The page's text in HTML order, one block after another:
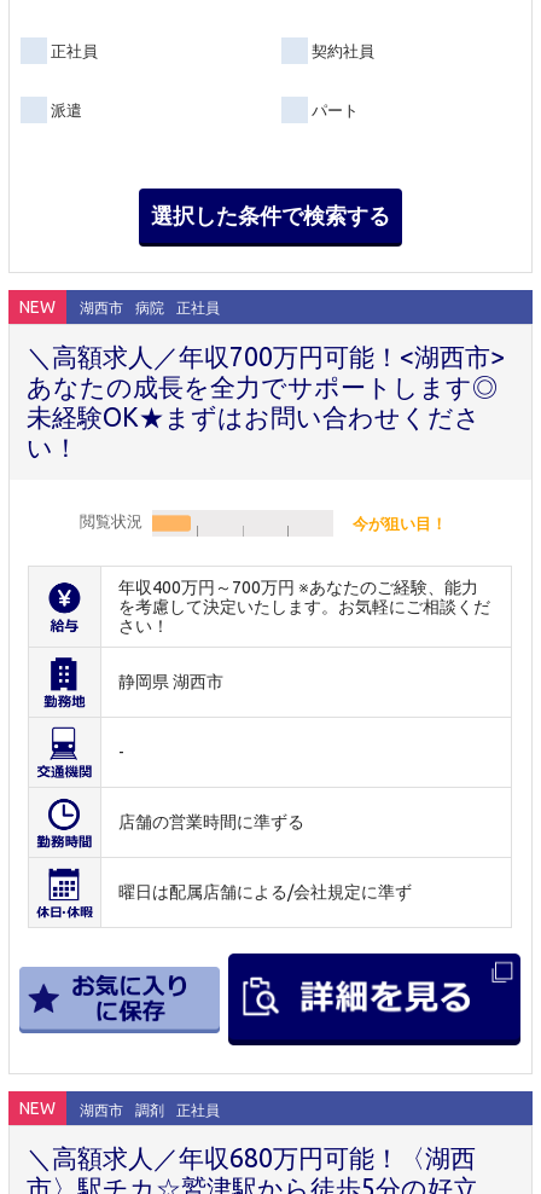
正社員 契約社員
派遣 パート
NEW 湖西市 病院 正社員
＼高額求人／年収700万円可能！<湖西市>
あなたの成長を全力でサポートします◎
未経験OK★まずはお問い合わせくださ
い！
閲覧状況 今が狙い目！
年収400万円～700万円 ※あなたのご経験、能力
を考慮して決定いたします。お気軽にご相談くだ
さい！
静岡県 湖西市
-
店舗の営業時間に準ずる
曜日は配属店舗による/会社規定に準ず
NEW 湖西市 調剤 正社員
＼高額求人／年収680万円可能！〈湖西
市〉駅チカ☆鷲津駅から徒歩5分の好立